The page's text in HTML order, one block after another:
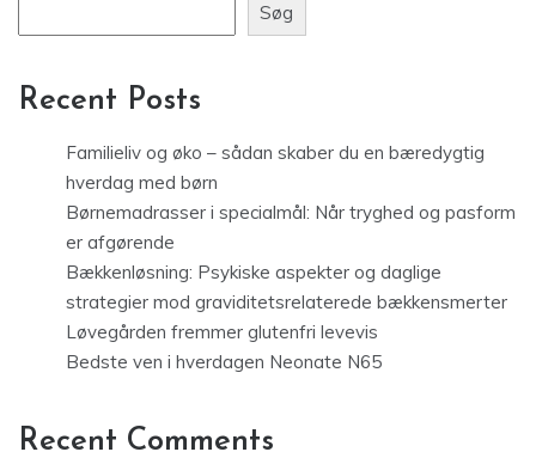
Søg
Recent Posts
Familieliv og øko – sådan skaber du en bæredygtig
hverdag med børn
Børnemadrasser i specialmål: Når tryghed og pasform
er afgørende
Bækkenløsning: Psykiske aspekter og daglige
strategier mod graviditetsrelaterede bækkensmerter
Løvegården fremmer glutenfri levevis
Bedste ven i hverdagen Neonate N65
Recent Comments